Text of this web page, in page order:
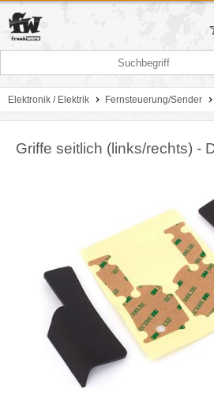
Elektronik / Elektrik Fernsteuerung/Sender
Griffe seitlich (links/rechts) -